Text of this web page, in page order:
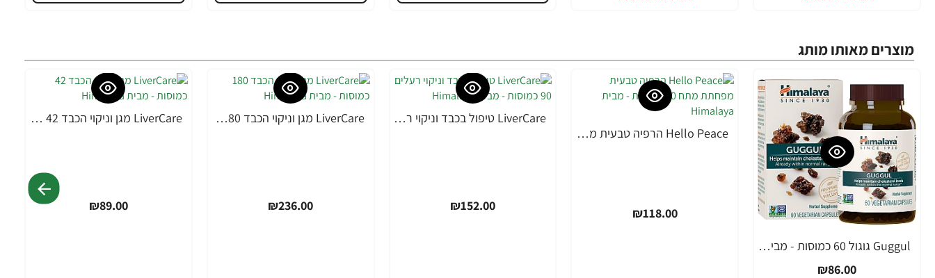
מוצרים מאותו מותג
Guggul גוגול 60 כמוסות - מבית Himalaya
₪86.00
Hello Peace הרפיה טבעית מפחתת מתח 60 כמוסות - מבית Himalaya
₪118.00
LiverCare טיפול בכבד וניקוי רעלים 90 כמוסות - מבית Himalaya
₪152.00
LiverCare מגן וניקוי הכבד 180 כמוסות - מבית Himalaya
₪236.00
LiverCare מגן וניקוי הכבד 42 כמוסות - מבית Himalaya
₪89.00